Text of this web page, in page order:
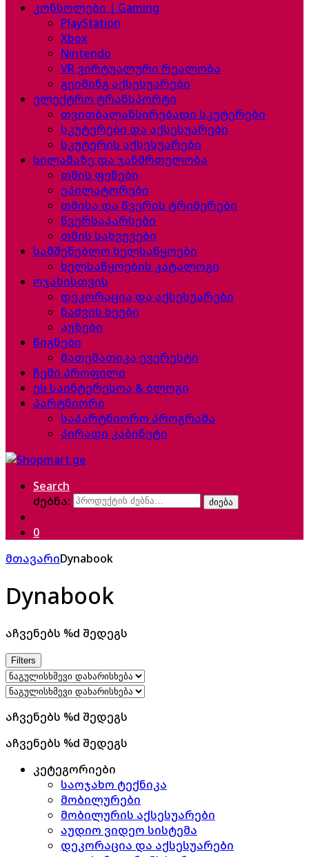
კონსოლები | Gaming
PlayStation
Xbox
Nintendo
VR ვირტუალური რეალობა
გეიმინგ აქსესუარები
ელექტრო ტრანსპორტი
თვითბალანსირებადი სკუტერები
სკუტერები და აქსესუარები
სკუტერის აქსესუარები
სილამაზე და ჯანმრთელობა
თმის ფენები
ეპილატორები
თმისა და წვერის ტრიმერები
წვერსაპარსები
თმის სახვევები
სამშენებლო ხელსაწყოები
ხელსაწყოების კატალოგი
ოჯახისთვის
დეკორაცია და აქსესუარები
ნაძვის ხეები
აუზები
წიგნები
მათემათიკა ევერესტი
ჩემი პროფილი
ეს საინტერესოა & ბლოგი
პარტნიორი
საპარტნიორო პროგრამა
პირადი კაბინეტი
Search
ძებნა:
ძიება
0
მთავარიDynabook
Dynabook
აჩვენებს %d შედეგს
Filters
აჩვენებს %d შედეგს
აჩვენებს %d შედეგს
კეტეგორიები
საოჯახო ტექნიკა
მობილურები
მობილურის აქსესუარები
აუდიო ვიდეო სისტემა
დეკორაცია და აქსესუარები